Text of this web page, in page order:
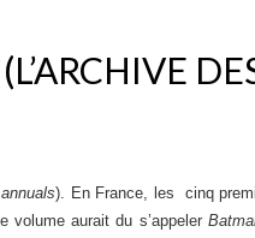
annuals). En France, les cinq
volume aurait du s’appeler